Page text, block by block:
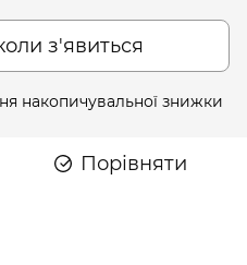
з'явиться
накопичувальної знижки
Порівняти